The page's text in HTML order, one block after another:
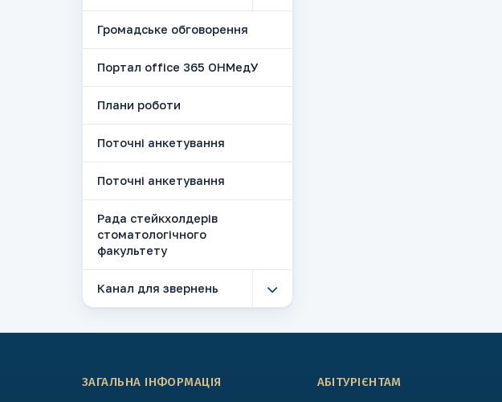
Громадське обговорення
Портал office 365 ОНМедУ
Плани роботи
Поточні анкетування
Поточні анкетування
Рада стейкхолдерів
стоматологічного
факультету
Канал для звернень
ЗАГАЛЬНА ІНФОРМАЦІЯ АБІТУРІЄНТАМ